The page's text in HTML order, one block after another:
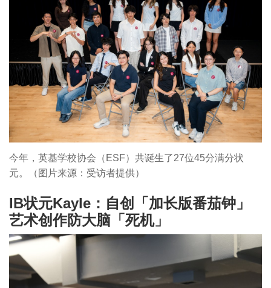
今年，英基学校协会（ESF）共诞生了27位45分满分状
元。（图片来源：受访者提供）
IB状元Kayle：自创「加长版番茄钟」
艺术创作防大脑「死机」